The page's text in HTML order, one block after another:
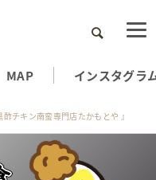
検索
MAP インスタグラ
チキン南蛮専門店たかもとや 』